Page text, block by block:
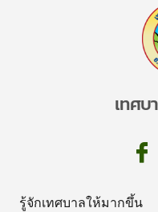
เทศบ
รู้จักเทศบาลให้มากขึ้น